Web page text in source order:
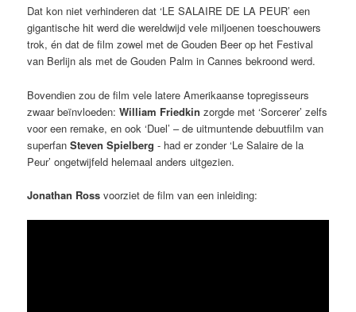
Dat kon niet verhinderen dat ‘LE SALAIRE DE LA PEUR’ een
gigantische hit werd die wereldwijd vele miljoenen toeschouwers
trok, én dat de film zowel met de Gouden Beer op het Festival
van Berlijn als met de Gouden Palm in Cannes bekroond werd.
Bovendien zou de film vele latere Amerikaanse topregisseurs
zwaar beïnvloeden:William Friedkin zorgde met ‘Sorcerer’ zelfs
voor een remake, en ook ‘Duel’ – de uitmuntende debuutfilm van
superfanSteven Spielberg- had er zonder ‘Le Salaire de la
Peur’ ongetwijfeld helemaal anders uitgezien.
Jonathan Ross voorziet de film van een inleiding: